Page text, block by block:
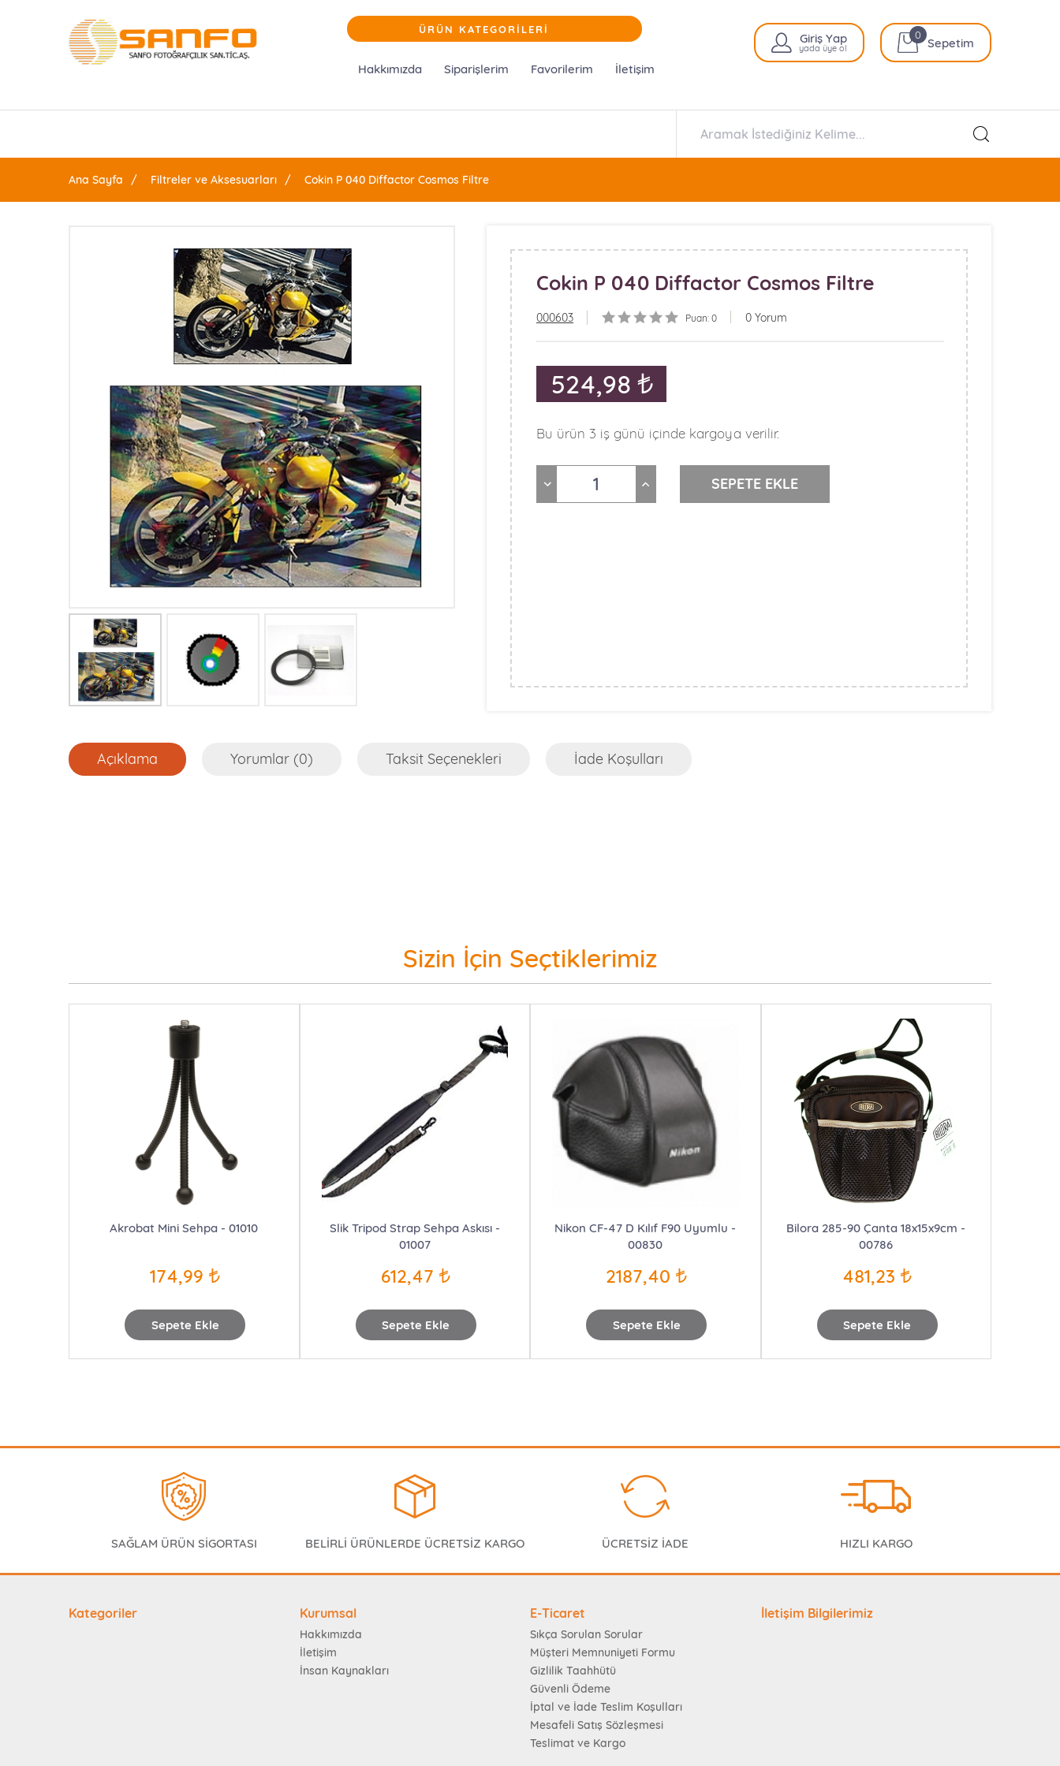
ÜRÜN KATEGORİLERİ
Hakkımızda Siparişlerim Favorilerim İletişim
Giriş Yap
yada üye ol Sepetim
0
Ana Sayfa Filtreler ve Aksesuarları Cokin P 040 Diffactor Cosmos Filtre
Cokin P 040 Diffactor Cosmos Filtre
000603 Puan: 0 0 Yorum
524,98
Bu ürün 3 iş günü içinde kargoya verilir.
Açıklama Yorumlar (0) Taksit Seçenekleri İade Koşulları
Sizin İçin Seçtiklerimiz
Sepete Ekle
Akrobat Mini Sehpa - 01010
174,99
Sepete Ekle
Slik Tripod Strap Sehpa Askısı -
01007
612,47
Sepete Ekle
Nikon CF-47 D Kılıf F90 Uyumlu -
00830
2187,40
Sepete Ekle
Bilora 285-90 Çanta 18x15x9cm -
00786
481,23
SAĞLAM ÜRÜN SİGORTASI BELİRLİ ÜRÜNLERDE ÜCRETSİZ KARGO ÜCRETSİZ İADE HIZLI KARGO
Kategoriler Kurumsal
Hakkımızda
İletişim
İnsan Kaynakları
E-Ticaret
Sıkça Sorulan Sorular
Müşteri Memnuniyeti Formu
Gizlilik Taahhütü
Güvenli Ödeme
İptal ve İade Teslim Koşulları
Mesafeli Satış Sözleşmesi
Teslimat ve Kargo
İletişim Bilgilerimiz